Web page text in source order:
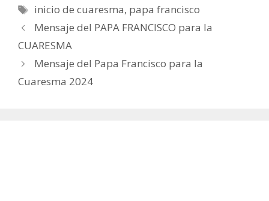
Etiquetas
inicio de cuaresma, papa francisco
Mensaje del PAPA FRANCISCO para la
CUARESMA
Mensaje del Papa Francisco para la
Cuaresma 2024